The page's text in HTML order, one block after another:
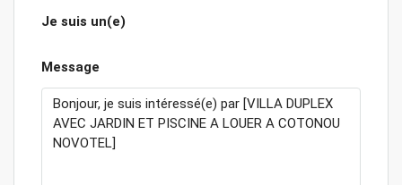
Je suis un(e)
Message